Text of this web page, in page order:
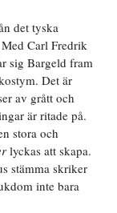
det tyska
Carl Fredrik
sig Bargeld fram
Det är
av grått och
är ritade på.
stora och
lyckas att skapa.
stämma skriker
inte bara